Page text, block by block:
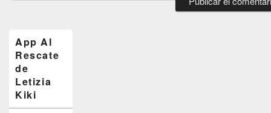
widget
barra
lateral
primaria
App Al
Rescate
de
Letizia
Kiki